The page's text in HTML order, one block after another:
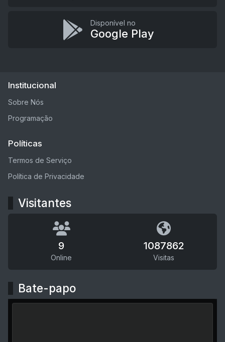
Disponível no
Google Play
Institucional
Sobre Nós
Programação
Políticas
Termos de Serviço
Política de Privacidade
Visitantes
9
Online
1087862
Visitas
Bate-papo